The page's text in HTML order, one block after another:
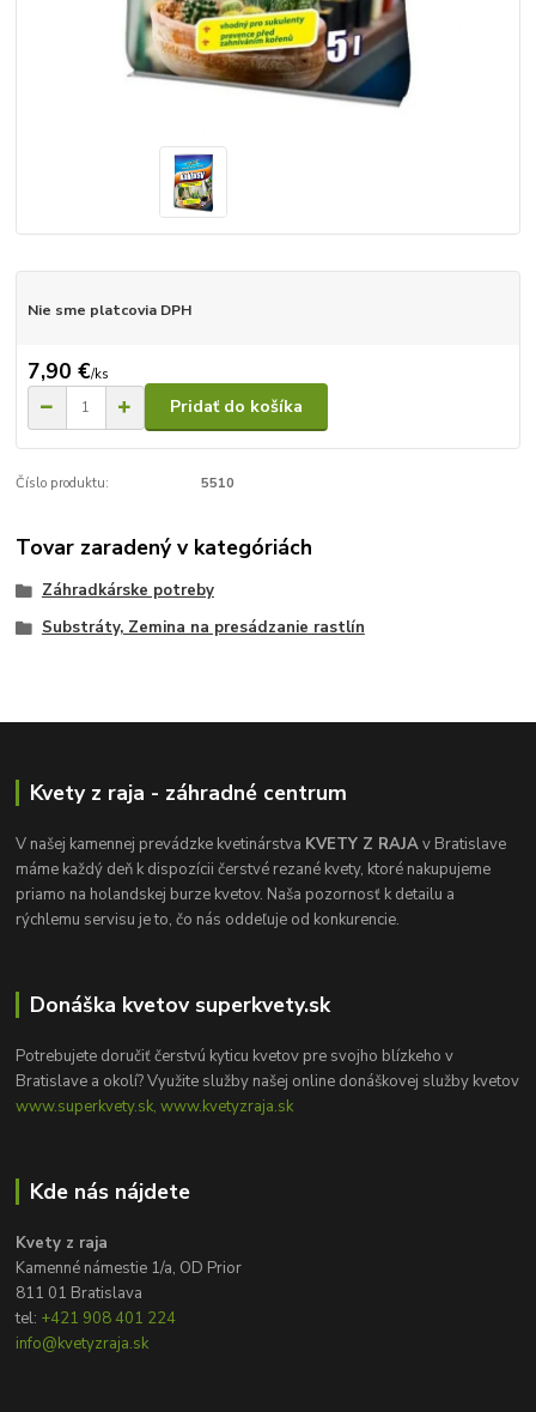
Nie sme platcovia DPH
7,90 €/ks
Pridať do košíka
Číslo produktu: 5510
Tovar zaradený v kategóriách
Záhradkárske potreby
Substráty, Zemina na presádzanie rastlín
Kvety z raja - záhradné centrum
V našej kamennej prevádzke kvetinárstva KVETY Z RAJAv Bratislave
máme každý deň k dispozícii čerstvé rezané kvety, ktoré nakupujeme
priamo na holandskej burze kvetov. Naša pozornosť k detailu a
rýchlemu servisu je to, čo nás oddeľuje od konkurencie.
Donáška kvetov superkvety.sk
Potrebujete doručiť čerstvú kyticu kvetov pre svojho blízkeho v
Bratislave a okolí? Využite služby našej online donáškovej služby kvetov
www.superkvety.sk, www.kvetyzraja.sk
Kde nás nájdete
Kvety z raja
Kamenné námestie 1/a, OD Prior
811 01 Bratislava
tel: +421 908 401 224
info@kvetyzraja.sk